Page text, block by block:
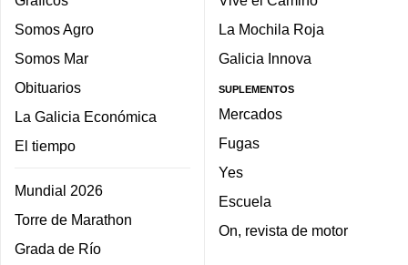
Somos Agro
Somos Mar
Obituarios
La Galicia Económica
El tiempo
Mundial 2026
Torre de Marathon
Grada de Río
La Mochila Roja
Galicia Innova
SUPLEMENTOS
Mercados
Fugas
Yes
Escuela
On, revista de motor